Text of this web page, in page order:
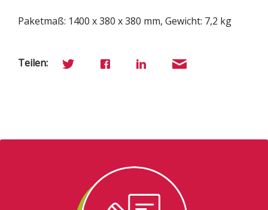
Paketmaß: 1400 x 380 x 380 mm, Gewicht: 7,2 kg
Teilen: